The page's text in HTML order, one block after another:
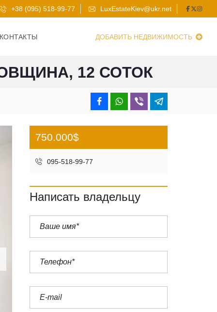
+38 (095) 518-99-77 LuxEstateKiev@ukr.net
ДОБАВИТЬ НЕДВИЖИМОСТЬ
12 СОТОК
750.000$
095-518-99-77
Написать владельцу